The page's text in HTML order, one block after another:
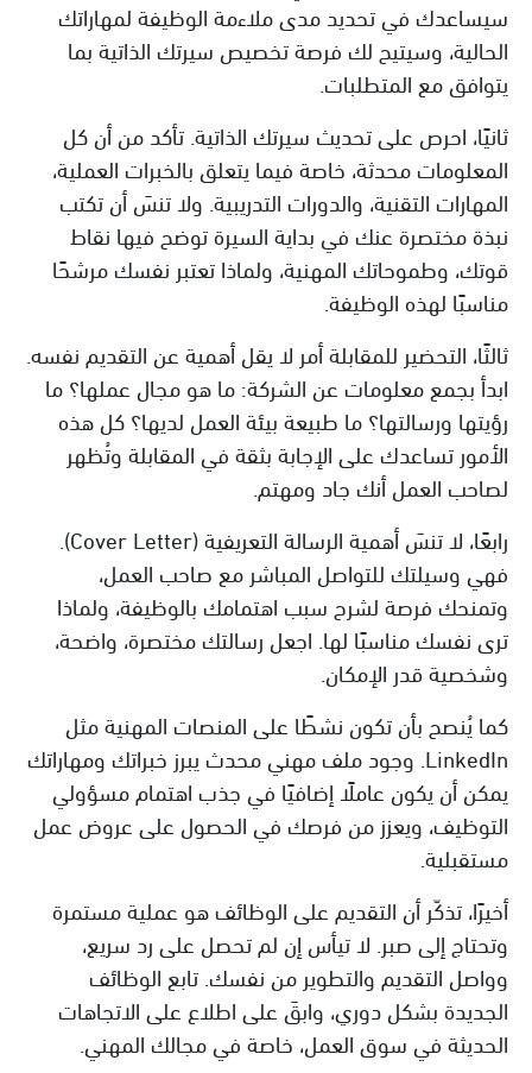
سيساعدك في تحديد مدى ملاءمة الوظيفة لمهاراتك
الحالية، وسيتيح لك فرصة تخصيص سيرتك الذاتية بما
يتوافق مع المتطلبات.
ثانيًا، احرص على تحديث سيرتك الذاتية. تأكد من أن كل
المعلومات محدثة، خاصة فيما يتعلق بالخبرات العملية،
المهارات التقنية، والدورات التدريبية. ولا تنسَ أن تكتب
نبذة مختصرة عنك في بداية السيرة توضح فيها نقاط
قوتك، وطموحاتك المهنية، ولماذا تعتبر نفسك مرشحًا
مناسبًا لهذه الوظيفة.
ثالثًا، التحضير للمقابلة أمر لا يقل أهمية عن التقديم نفسه.
ابدأ بجمع معلومات عن الشركة: ما هو مجال عملها؟ ما
رؤيتها ورسالتها؟ ما طبيعة بيئة العمل لديها؟ كل هذه
الأمور تساعدك على الإجابة بثقة في المقابلة وتُظهر
لصاحب العمل أنك جاد ومهتم.
رابعًا، لا تنسَ أهمية الرسالة التعريفية (Cover Letter).
فهي وسيلتك للتواصل المباشر مع صاحب العمل،
وتمنحك فرصة لشرح سبب اهتمامك بالوظيفة، ولماذا
ترى نفسك مناسبًا لها. اجعل رسالتك مختصرة، واضحة،
وشخصية قدر الإمكان.
كما يُنصح بأن تكون نشطًا على المنصات المهنية مثل
LinkedIn. وجود ملف مهني محدث يبرز خبراتك ومهاراتك
يمكن أن يكون عاملًا إضافيًا في جذب اهتمام مسؤولي
التوظيف، ويعزز من فرصك في الحصول على عروض عمل
مستقبلية.
أخيرًا، تذكّر أن التقديم على الوظائف هو عملية مستمرة
وتحتاج إلى صبر. لا تيأس إن لم تحصل على رد سريع،
وواصل التقديم والتطوير من نفسك. تابع الوظائف
الجديدة بشكل دوري، وابقَ على اطلاع على الاتجاهات
الحديثة في سوق العمل، خاصة في مجالك المهني.